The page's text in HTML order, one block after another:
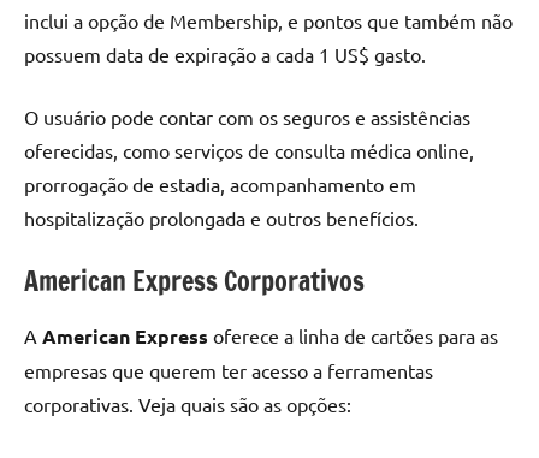
inclui a opção de Membership, e pontos que também não
possuem data de expiração a cada 1 US$ gasto.
O usuário pode contar com os seguros e assistências
oferecidas, como serviços de consulta médica online,
prorrogação de estadia, acompanhamento em
hospitalização prolongada e outros benefícios.
American Express Corporativos
A American Express oferece a linha de cartões para as
empresas que querem ter acesso a ferramentas
corporativas. Veja quais são as opções: